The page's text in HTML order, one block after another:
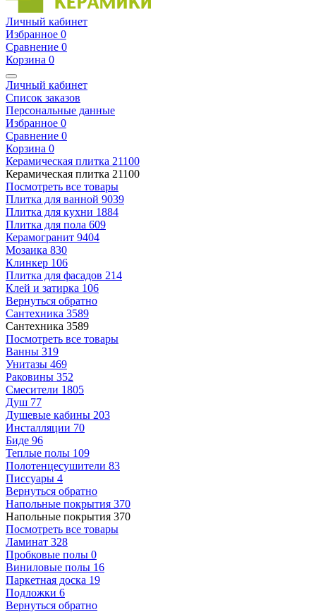
Личный кабинет
Избранное 0
Сравнение 0
Корзина 0
Личный кабинет
Список заказов
Персональные данные
Избранное 0
Сравнение 0
Корзина 0
Керамическая плитка 21100
Керамическая плитка 21100
Посмотреть все товары
Плитка для ванной 9039
Плитка для кухни 1884
Плитка для пола 609
Керамогранит 9404
Мозаика 830
Клинкер 106
Плитка для фасадов 214
Клей и затирка 106
Вернуться обратно
Сантехника 3589
Сантехника 3589
Посмотреть все товары
Ванны 319
Унитазы 469
Раковины 352
Смесители 1805
Душ 77
Душевые кабины 203
Инсталляции 70
Биде 96
Теплые полы 109
Полотенцесушители 83
Писсуары 4
Вернуться обратно
Напольные покрытия 370
Напольные покрытия 370
Посмотреть все товары
Ламинат 328
Пробковые полы 0
Виниловые полы 16
Паркетная доска 19
Подложки 6
Вернуться обратно